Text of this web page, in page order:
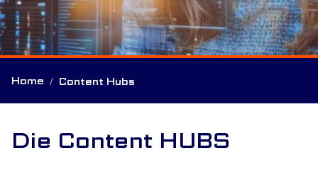
Home Content Hubs
Die Content HUBS